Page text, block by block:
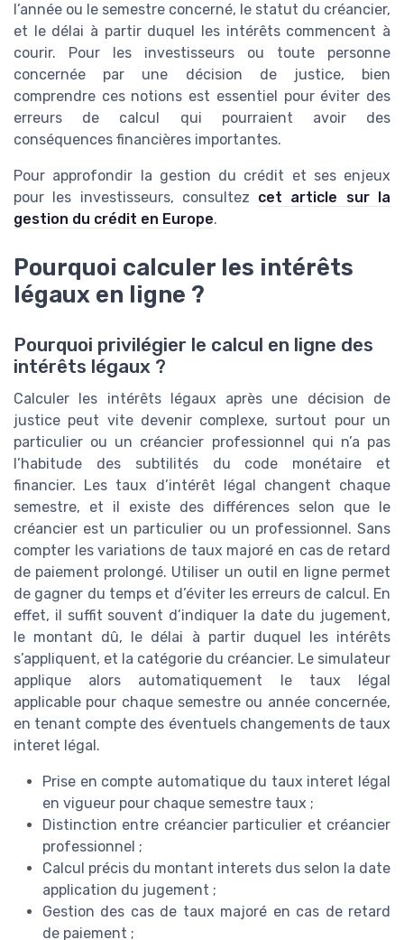
l’année ou le semestre concerné, le statut du créancier,
et le délai à partir duquel les intérêts commencent à
courir. Pour les investisseurs ou toute personne
concernée par une décision de justice, bien
comprendre ces notions est essentiel pour éviter des
erreurs de calcul qui pourraient avoir des
conséquences financières importantes.
Pour approfondir la gestion du crédit et ses enjeux
pour les investisseurs, consultez cet article sur la
gestion du crédit en Europe.
Pourquoi calculer les intérêts
légaux en ligne ?
Pourquoi privilégier le calcul en ligne des
intérêts légaux ?
Calculer les intérêts légaux après une décision de
justice peut vite devenir complexe, surtout pour un
particulier ou un créancier professionnel qui n’a pas
l’habitude des subtilités du code monétaire et
financier. Les taux d’intérêt légal changent chaque
semestre, et il existe des différences selon que le
créancier est un particulier ou un professionnel. Sans
compter les variations de taux majoré en cas de retard
de paiement prolongé. Utiliser un outil en ligne permet
de gagner du temps et d’éviter les erreurs de calcul. En
effet, il suffit souvent d’indiquer la date du jugement,
le montant dû, le délai à partir duquel les intérêts
s’appliquent, et la catégorie du créancier. Le simulateur
applique alors automatiquement le taux légal
applicable pour chaque semestre ou année concernée,
en tenant compte des éventuels changements de taux
interet légal.
Prise en compte automatique du taux interet légal
en vigueur pour chaque semestre taux ;
Distinction entre créancier particulier et créancier
professionnel ;
Calcul précis du montant interets dus selon la date
application du jugement ;
Gestion des cas de taux majoré en cas de retard
de paiement ;